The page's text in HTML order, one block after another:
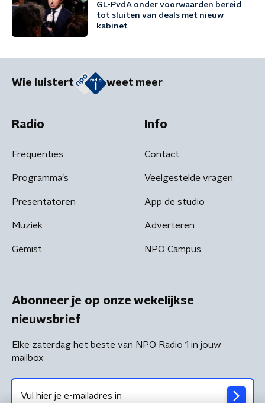
GL-PvdA onder voorwaarden bereid
tot sluiten van deals met nieuw
kabinet
Wie luistert weet meer
Radio
Frequenties
Programma's
Presentatoren
Muziek
Gemist
Info
Contact
Veelgestelde vragen
App de studio
Adverteren
NPO Campus
Abonneer je op onze wekelijkse
nieuwsbrief
Elke zaterdag het beste van NPO Radio 1 in jouw
mailbox